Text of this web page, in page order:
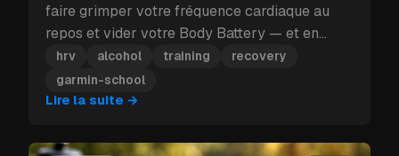
faire grimper votre fréquence cardiaque au
repos et vider votre Body Battery — et en
plein bloc d'entraînement, ce coup porté à la
récupération peut vous coûter plus qu'une
seule journée.
hrv alcohol training
recovery
garmin-school
Lire la suite →